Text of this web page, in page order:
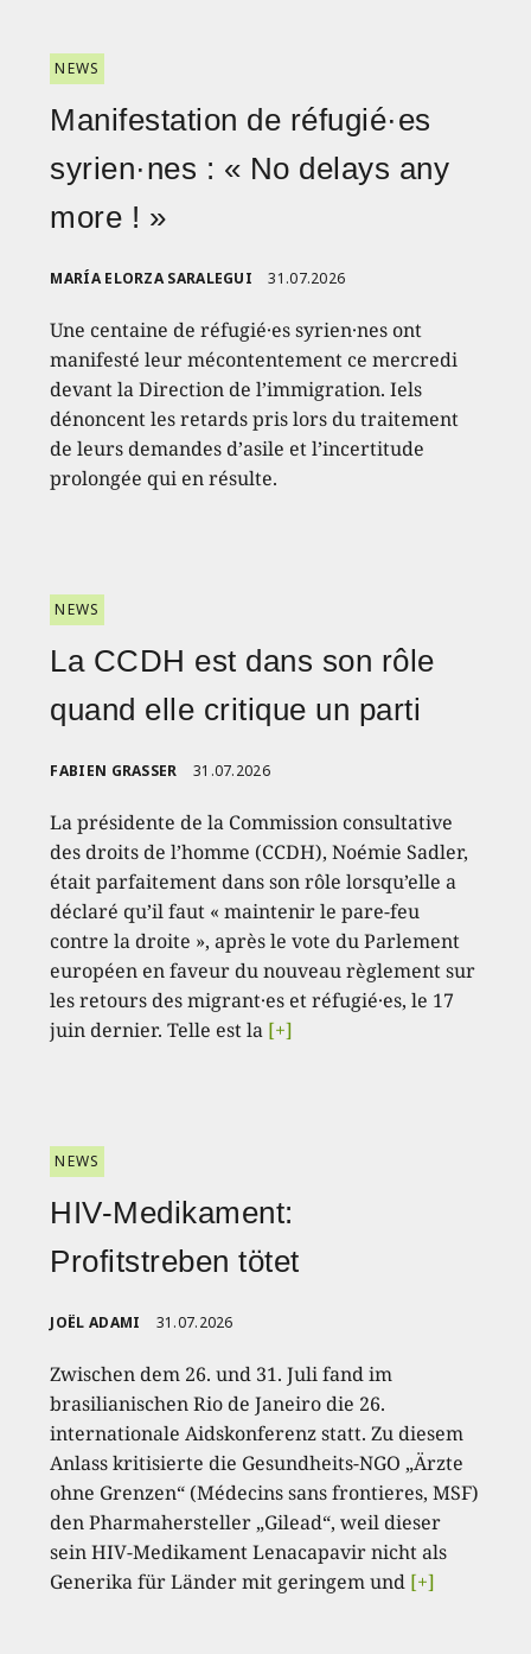
NEWS
Manifestation de réfugié·es
syrien·nes : « No delays any
more ! »
MARÍA ELORZA SARALEGUI 31.07.2026
Une centaine de réfugié·es syrien·nes ont
manifesté leur mécontentement ce mercredi
devant la Direction de l’immigration. Iels
dénoncent les retards pris lors du traitement
de leurs demandes d’asile et l’incertitude
prolongée qui en résulte.
NEWS
La CCDH est dans son rôle
quand elle critique un parti
FABIEN GRASSER 31.07.2026
La présidente de la Commission consultative
des droits de l’homme (CCDH), Noémie Sadler,
était parfaitement dans son rôle lorsqu’elle a
déclaré qu’il faut « maintenir le pare-feu
contre la droite », après le vote du Parlement
européen en faveur du nouveau règlement sur
les retours des migrant·es et réfugié·es, le 17
juin dernier. Telle est la [+]
NEWS
HIV-Medikament:
Profitstreben tötet
JOËL ADAMI 31.07.2026
Zwischen dem 26. und 31. Juli fand im
brasilianischen Rio de Janeiro die 26.
internationale Aidskonferenz statt. Zu diesem
Anlass kritisierte die Gesundheits-NGO „Ärzte
ohne Grenzen“ (Médecins sans frontieres, MSF)
den Pharmahersteller „Gilead“, weil dieser
sein HIV-Medikament Lenacapavir nicht als
Generika für Länder mit geringem und [+]